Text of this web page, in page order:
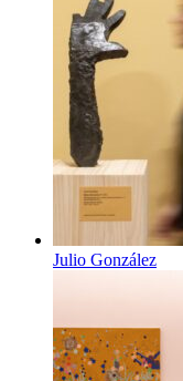
Julio González